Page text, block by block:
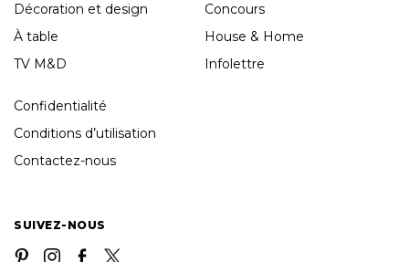
Décoration et design
À table
TV M&D
Concours
House & Home
Infolettre
Confidentialité
Conditions d’utilisation
Contactez-nous
SUIVEZ-NOUS